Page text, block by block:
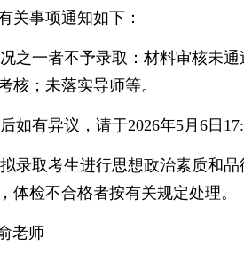
关事项通知如下：
之一者不予录取： 材料审核未通
核；未落实导师等。
如有异议 ， 请于2026年5月 6 日 17
录取考生进行思想政治素质和品
体检不合格者按有关规定处理。
老师